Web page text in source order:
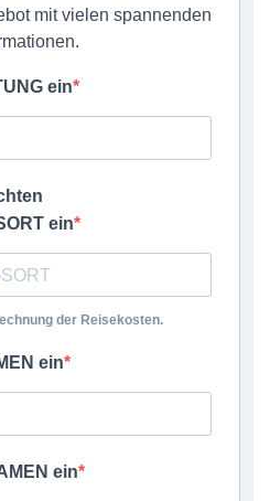
mit vielen spannenden
ein
ein
der Reisekosten.
ein
ein